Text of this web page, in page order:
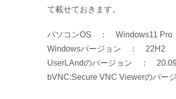
て載せておきます。
パソコンOS ： Windows11 Pro
Windowsバージョン ： 22H2
UserLAndのバージョン ：
bVNC:Secure VNC Viewerのバ